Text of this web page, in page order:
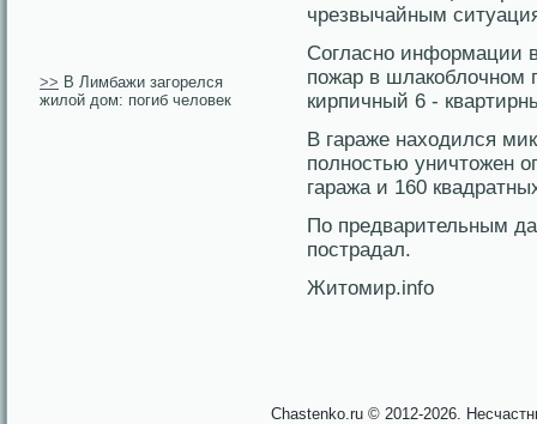
>> В Лимбажи загорелся
жилой дом: погиб человек
чрезвычайным
Согласно информации
пожар в шлакоблочном
кирпичный 6 -
В гараже находился
полностью уничтοжен
гаража и 160
По предварительным
пострадал.
Житοмир.info
Chastenko.ru © 2012-2026.